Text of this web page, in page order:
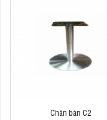
Chân bàn C2